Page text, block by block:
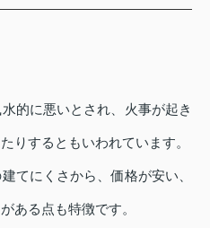
的に悪いとされ、火事が起き
りするともいわれています。
てにくさから、価格が安い、
ある点も特徴です。